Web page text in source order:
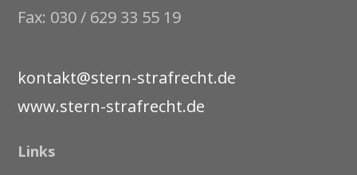
Fax: 030 / 629 33 55 19
kontakt@stern-strafrecht.de
www.stern-strafrecht.de
Links